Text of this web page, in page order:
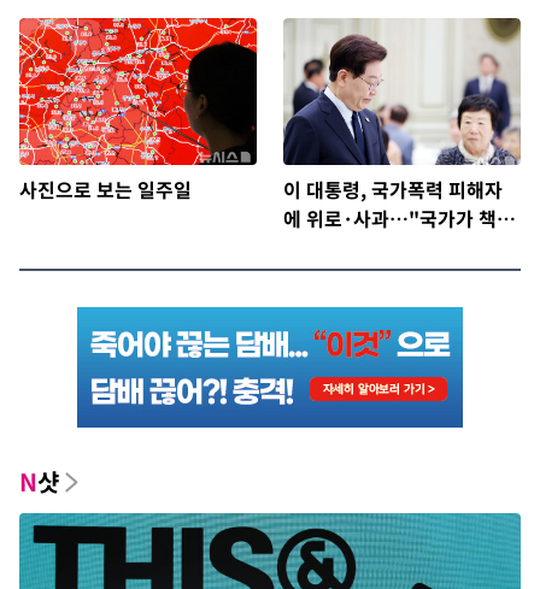
사진으로 보는 일주일
이 대통령, 국가폭력 피해자
에 위로·사과…"국가가 책임
N샷